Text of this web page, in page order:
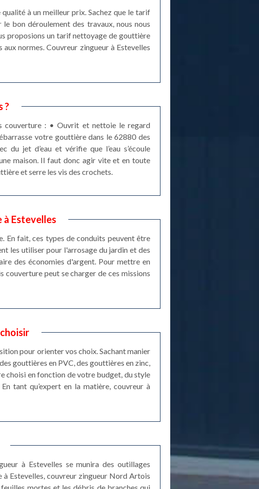
à un meilleur prix. Sachez que le tarif
bon déroulement des travaux, nous nous
proposions un tarif nettoyage de gouttière
normes. Couvreur zingueur à Estevelles
?
couverture : • Ouvrit et nettoie le regard
votre gouttière dans le 62880 des
jet d’eau et vérifie que l’eau s’écoule
maison. Il faut donc agir vite et en toute
et serre les vis des crochets.
Estevelles
En fait, ces types de conduits peuvent être
les utiliser pour l'arrosage du jardin et des
des économies d'argent. Pour mettre en
peut se charger de ces missions
pour orienter vos choix. Sachant manier
gouttières en PVC, des gouttières en zinc,
choisi en fonction de votre budget, du style
tant qu’expert en la matière, couvreur à
à Estevelles se munira des outillages
Estevelles, couvreur zingueur Nord Artois